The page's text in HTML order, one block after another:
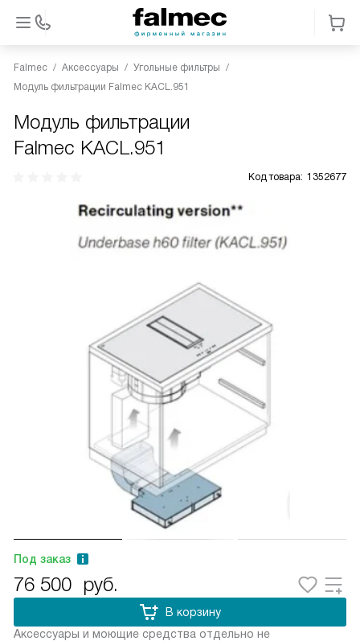
Falmec Аксессуары
Угольные фильтры
Модуль фильтрации Falmec KACL.951
Модуль фильтрации
Falmec KACL.951
Код товара: 1352677
Под заказ
76 500 руб.
Аксессуары и моющие средства отдельно не
В корзину